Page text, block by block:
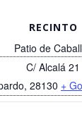
RECINTO
Patio de
C/ Alcalá 21
, 28130 +